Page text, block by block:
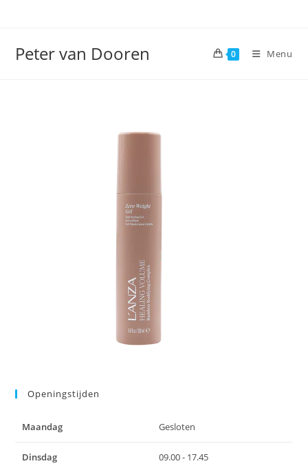
Peter van Dooren 0 Menu
Openingstijden
Maandag Gesloten
Dinsdag 09.00 - 17.45